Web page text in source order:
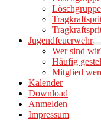
Jugendfeuerwehr
Wer sind
Häufig
Mitglied
Kalender
Download
Anmelden
Impressum